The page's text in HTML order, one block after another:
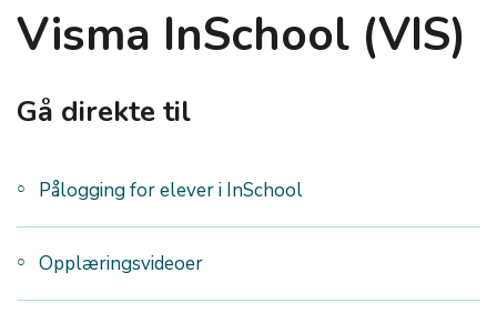
Visma InSchool (VIS)
Gå direkte til
Pålogging for elever i InSchool
Opplæringsvideoer